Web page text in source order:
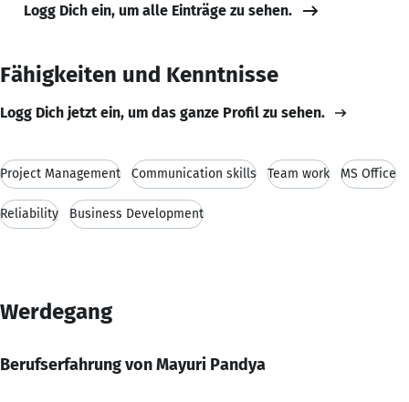
Logg Dich ein, um alle Einträge zu sehen.
Fähigkeiten und Kenntnisse
Logg Dich jetzt ein, um das ganze Profil zu sehen.
Project Management Communication skills Team work MS Office
Reliability Business Development
Werdegang
Berufserfahrung von Mayuri Pandya